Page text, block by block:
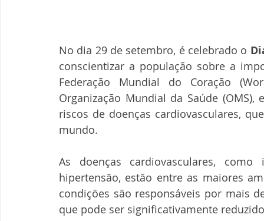
No dia 29 de setembro, é celebrado o
conscientizar a população sobre a
Federação Mundial do Coração
Organização Mundial da Saúde
riscos de doenças cardiovasculares,
mundo.
As doenças cardiovasculares,
hipertensão, estão entre as maiores
condições são responsáveis por mais
que pode ser significativamente